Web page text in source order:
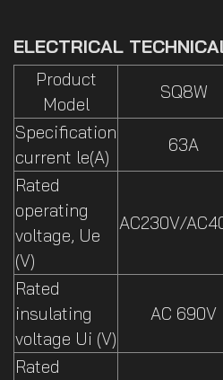
ELECTRICAL
Product
Model
SQ8W
Specification
current le(A)
63A
Rated
operating
voltage, Ue
(V)
AC230V/
Rated
insulating
voltage Ui (V)
AC 690V
Rated